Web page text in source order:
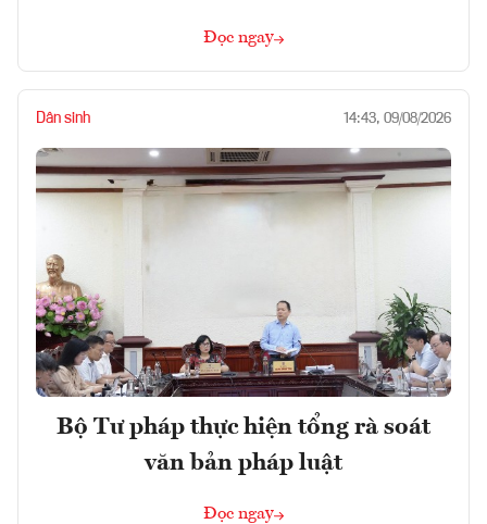
Đọc ngay
Dân sinh 14:43, 09/08/2026
Bộ Tư pháp thực hiện tổng rà soát
văn bản pháp luật
Đọc ngay